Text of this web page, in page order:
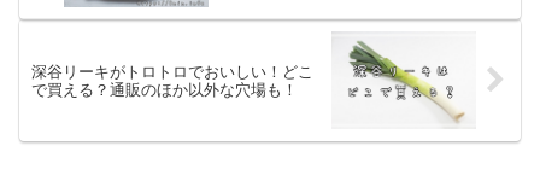
深谷リーキがトロトロでおいしい！どこ
で買える？通販のほか以外な穴場も！